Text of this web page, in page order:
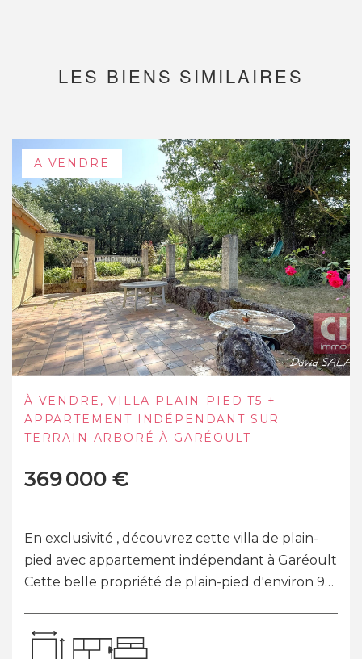
LES BIENS SIMILAIRES
A VENDRE
À VENDRE, VILLA PLAIN-PIED T5 +
APPARTEMENT INDÉPENDANT SUR
TERRAIN ARBORÉ À GARÉOULT
369 000 €
En exclusivité , découvrez cette villa de plain-
pied avec appartement indépendant à Garéoult
Cette belle propriété de plain-pied d'environ 98